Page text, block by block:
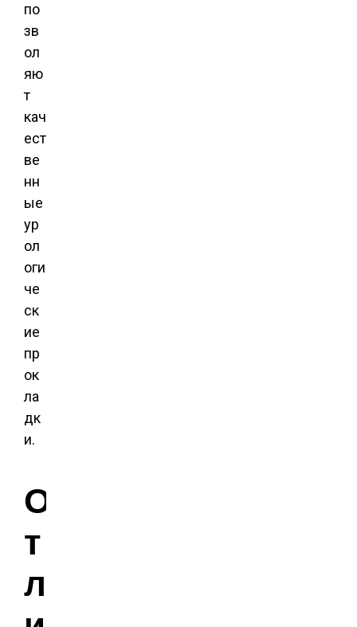
по
зв
ол
яю
т
кач
ест
ве
нн
ые
ур
ол
оги
че
ск
ие
пр
ок
ла
дк
и.
О
т
л